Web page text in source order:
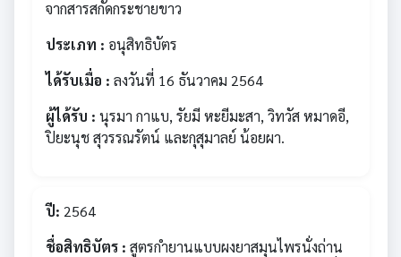
จากสารสกัดกระชายขาว
ประเภท : อนุสิทธิบัตร
ได้รับเมื่อ : ลงวันที่ 16 ธันวาคม 2564
ผู้ได้รับ : นุรมา กาแบ, รัยมี หะยีมะสา, วิทวัส หมาดอี,
ปิยะนุช สุวรรณรัตน์ และกุสุมาลย์ น้อยผา.
ปี: 2564
ชื่อสิทธิบัตร : สูตรกำยานแบบผงยาสมุนไพรนั่งถ่าน